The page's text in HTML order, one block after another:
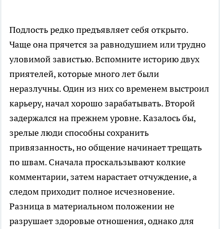
Подлость редко предъявляет себя открыто.
Чаще она прячется за равнодушием или трудно
уловимой завистью. Вспомните историю двух
приятелей, которые много лет были
неразлучны. Один из них со временем выстроил
карьеру, начал хорошо зарабатывать. Второй
задержался на прежнем уровне. Казалось бы,
зрелые люди способны сохранить
привязанность, но общение начинает трещать
по швам. Сначала проскальзывают колкие
комментарии, затем нарастает отчуждение, а
следом приходит полное исчезновение.
Разница в материальном положении не
разрушает здоровые отношения, однако для